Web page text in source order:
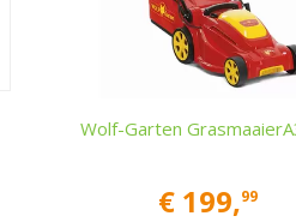
Wolf-Garten
€ 199,99